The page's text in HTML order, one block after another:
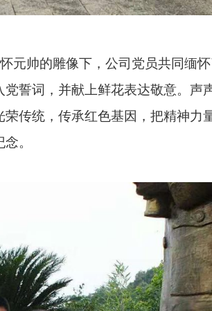
帅的雕像下，公司党员共同缅怀
誓词，并献上鲜花表达敬意。声
传统，传承红色基因，把精神力
。